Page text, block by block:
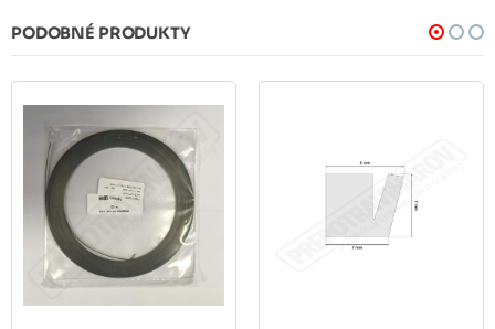
PODOBNÉ PRODUKTY